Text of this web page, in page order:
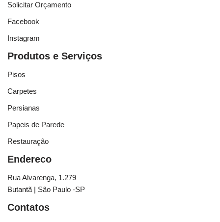
Solicitar Orçamento
Facebook
Instagram
Produtos e Serviços
Pisos
Carpetes
Persianas
Papeis de Parede
Restauração
Endereco
Rua Alvarenga, 1.279
Butantã | São Paulo -SP
Contatos